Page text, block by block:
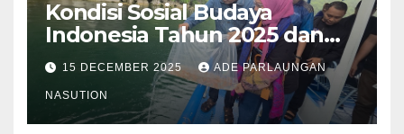
Kondisi Sosial Budaya
Indonesia Tahun 2025 dan
Proyeksi Strategis Tahun
2026
15 DECEMBER 2025 ADE PARLAUNGAN
NASUTION